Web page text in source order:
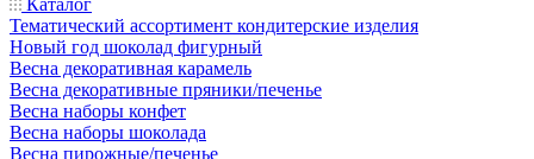
Каталог
Тематический ассортимент кондитерские изделия
Новый год шоколад фигурный
Весна декоративная карамель
Весна декоративные пряники/печенье
Весна наборы конфет
Весна наборы шоколада
Весна пирожные/печенье